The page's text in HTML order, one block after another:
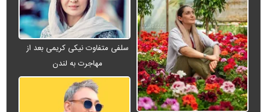
سلفی متفاوت نیکی کریمی بعد از
مهاجرت به لندن